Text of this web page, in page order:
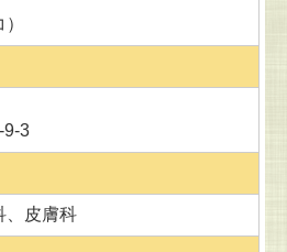
9-3
、皮膚科